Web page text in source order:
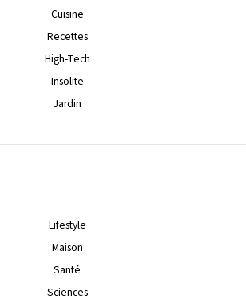
Cuisine
Recettes
High-Tech
Insolite
Jardin
Lifestyle
Maison
Santé
Sciences